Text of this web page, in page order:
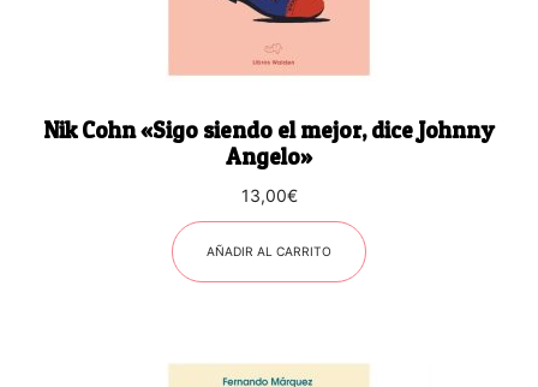
Nik Cohn «Sigo siendo el mejor, dice Johnny
Angelo»
13,00€
AÑADIR AL CARRITO